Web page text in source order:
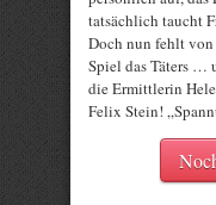
tatsächlich taucht
Doch nun fehlt
Spiel das Täters …
die Ermittlerin
Felix Stein!